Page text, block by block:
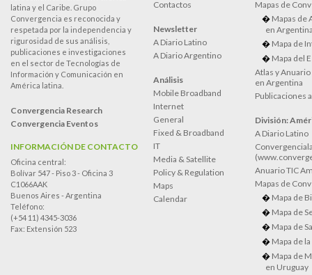
latina y el Caribe. Grupo
Convergencia es reconocida y
respetada por la independencia y
rigurosidad de sus análisis,
publicaciones e investigaciones
en el sector de Tecnologías de
Información y Comunicación en
América latina.
Convergencia Research
Convergencia Eventos
INFORMACIÓN DE CONTACTO
Oficina central:
Bolívar 547 - Piso 3 - Oficina 3
C1066AAK
Buenos Aires - Argentina
Teléfono:
(+54 11) 4345-3036
Fax: Extensión 523
Contactos
Newsletter
A Diario Latino
A Diario Argentino
Análisis
Mobile Broadband
Internet
General
Fixed & Broadband
IT
Media & Satellite
Policy & Regulation
Maps
Calendar
Mapas de
Mapas de
en
Mapa de
Mapa del
Atlas y
en Argentina
Publicaciones
División:
A Diario Latino
Anuario TIC
Mapas de
Mapa de
Mapa de
Mapa de
Mapa de
Mapa de
en Uruguay